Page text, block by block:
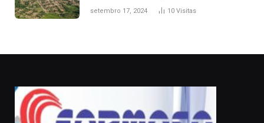
estaca de cerca e agredi-lo
setembro 17, 2024 10 Visitas